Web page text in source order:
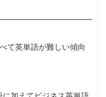
て英単語が難しい傾向